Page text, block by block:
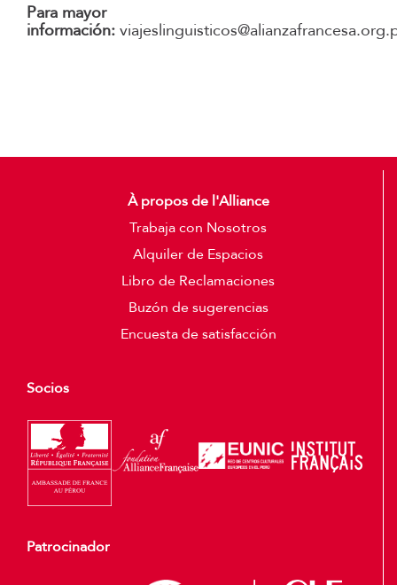
Para mayor
información:
À propos de l'Alliance
Trabaja con Nosotros
Alquiler de Espacios
Libro de Reclamaciones
Buzón de sugerencias
Encuesta de satisfacción
Socios
Patrocinador